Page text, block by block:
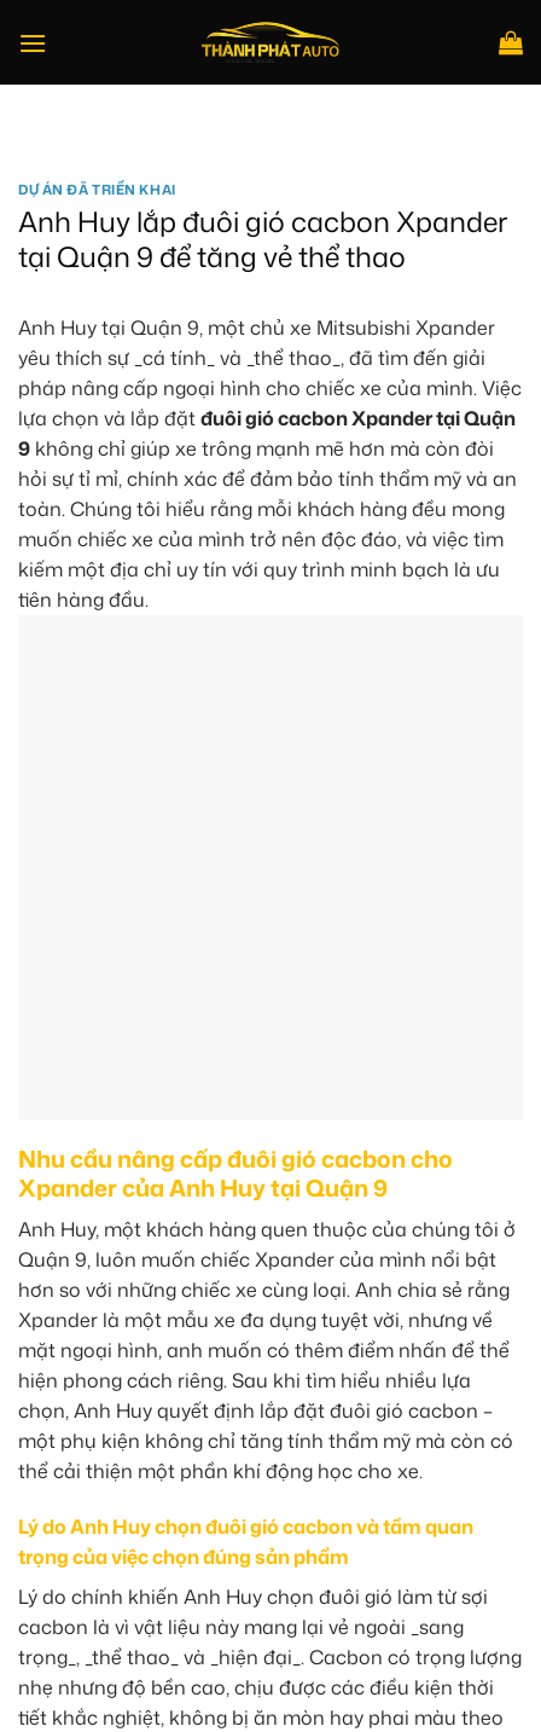
qua
DỰ ÁN ĐÃ TRIỂN KHAI
Anh Huy lắp đuôi gió cacbon Xpander
tại Quận 9 để tăng vẻ thể thao
Anh Huy tại Quận 9, một chủ xe Mitsubishi Xpander
yêu thích sự _cá tính_ và _thể thao_, đã tìm đến giải
pháp nâng cấp ngoại hình cho chiếc xe của mình. Việc
lựa chọn và lắp đặtđuôi gió cacbon Xpander tại Quận
9 không chỉ giúp xe trông mạnh mẽ hơn mà còn đòi
hỏi sự tỉ mỉ, chính xác để đảm bảo tính thẩm mỹ và an
toàn. Chúng tôi hiểu rằng mỗi khách hàng đều mong
muốn chiếc xe của mình trở nên độc đáo, và việc tìm
kiếm một địa chỉ uy tín với quy trình minh bạch là ưu
tiên hàng đầu.
Nhu cầu nâng cấp đuôi gió cacbon cho
Xpander của Anh Huy tại Quận 9
Anh Huy, một khách hàng quen thuộc của chúng tôi ở
Quận 9, luôn muốn chiếc Xpander của mình nổi bật
hơn so với những chiếc xe cùng loại. Anh chia sẻ rằng
Xpander là một mẫu xe đa dụng tuyệt vời, nhưng về
mặt ngoại hình, anh muốn có thêm điểm nhấn để thể
hiện phong cách riêng. Sau khi tìm hiểu nhiều lựa
chọn, Anh Huy quyết định lắp đặt đuôi gió cacbon –
một phụ kiện không chỉ tăng tính thẩm mỹ mà còn có
thể cải thiện một phần khí động học cho xe.
Lý do Anh Huy chọn đuôi gió cacbon và tầm quan
trọng của việc chọn đúng sản phẩm
Lý do chính khiến Anh Huy chọn đuôi gió làm từ sợi
cacbon là vì vật liệu này mang lại vẻ ngoài _sang
trọng_, _thể thao_ và _hiện đại_. Cacbon có trọng lượng
nhẹ nhưng độ bền cao, chịu được các điều kiện thời
tiết khắc nghiệt, không bị ăn mòn hay phai màu theo